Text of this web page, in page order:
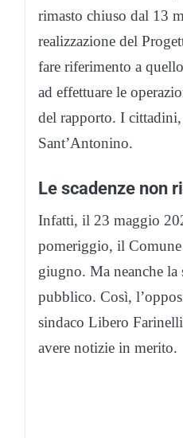
rimasto chiuso dal 13
realizzazione del
fare riferimento a
ad effettuare le
del rapporto. I
Sant’Antonino.
Le scadenze non
Infatti, il 23 maggio
pomeriggio, il
giugno. Ma neanche
pubblico. Così,
sindaco Libero
avere notizie in merito.